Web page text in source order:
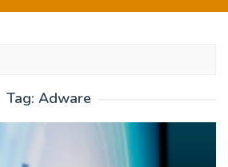
Tag: Adware